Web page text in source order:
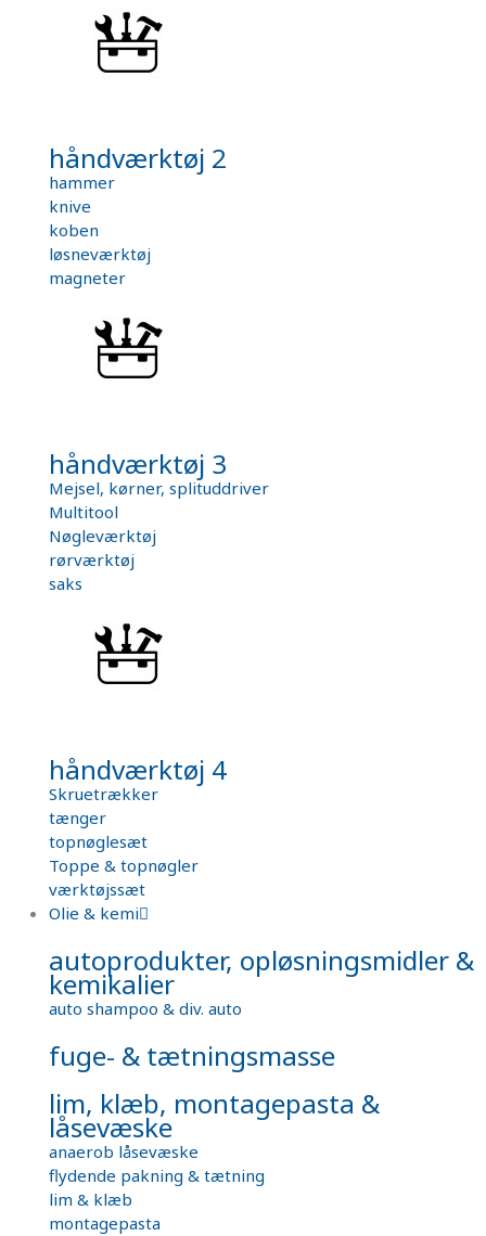
håndværktøj 2
hammer
knive
koben
løsneværktøj
magneter
håndværktøj 3
Mejsel, kørner, splituddriver
Multitool
Nøgleværktøj
rørværktøj
saks
håndværktøj 4
Skruetrækker
tænger
topnøglesæt
Toppe & topnøgler
værktøjssæt
Olie & kemi
autoprodukter, opløsningsmidler &
kemikalier
auto shampoo & div. auto
fuge- & tætningsmasse
lim, klæb, montagepasta &
låsevæske
anaerob låsevæske
flydende pakning & tætning
lim & klæb
montagepasta